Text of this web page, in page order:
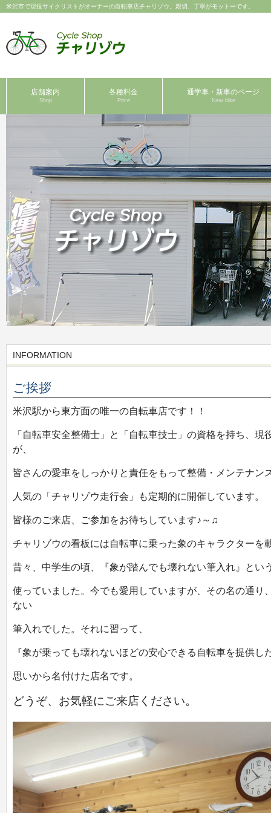
米沢市で現役サイクリストがオーナーの自転車店チャリゾウ。親切、丁寧がモットーです。
店舗案内
Shop
各種料金
Price
通学車・新車のページ
New bike
INFORMATION
ご挨拶
米沢駅から東方面の唯一の自転車店です！！
「自転車安全整備士」と「自転車技士」の資格を持ち、
が、
皆さんの愛車をしっかりと責任をもって整備・メンテナン
人気の「チャリゾウ走行会」も定期的に開催しています。
皆様のご来店、ご参加をお待ちしています♪～♫
チャリゾウの看板には自転車に乗った象のキャラクターを
昔々、中学生の頃、『象が踏んでも壊れない筆入れ』とい
使っていました。 今でも愛用していますが、その名の通り
ない
筆入れでした。それに習って、
『象が乗っても壊れないほどの安心できる自転車を提供し
思いから名付けた店名です。
どうぞ、お気軽にご来店ください。